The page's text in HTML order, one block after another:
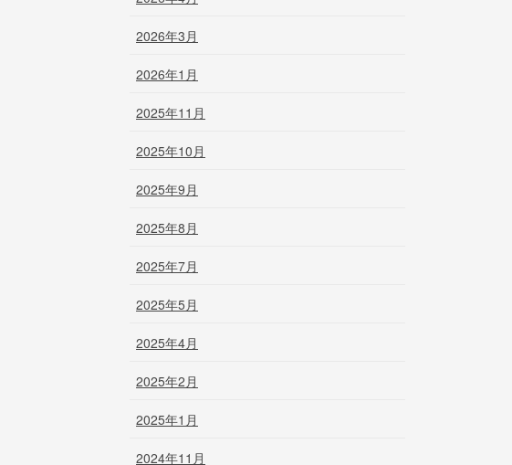
2026年3月
2026年1月
2025年11月
2025年10月
2025年9月
2025年8月
2025年7月
2025年5月
2025年4月
2025年2月
2025年1月
2024年11月